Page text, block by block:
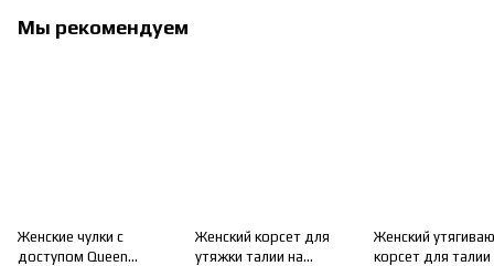
Мы рекомендуем
Женские чулки с
доступом Queen
Женский корсет для
утяжки талии на
Женский
корсет для талии